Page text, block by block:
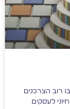
רוב הצרכנים
לעסקים